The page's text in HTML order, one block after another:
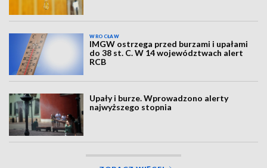
WROCŁAW
IMGW ostrzega przed burzami i upałami
do 38 st. C. W 14 województwach alert
RCB
Upały i burze. Wprowadzono alerty
najwyższego stopnia